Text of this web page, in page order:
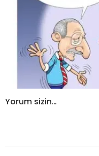
Yorum sizin…